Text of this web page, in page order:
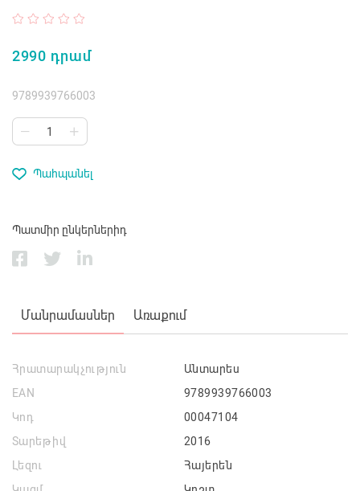
2990 դրամ
9789939766003
Պահպանել
Պատմիր ընկերներիդ
Մանրամասներ Առաքում
Հրատարակչություն
Անտարես
EAN
9789939766003
Կոդ
00047104
Տարեթիվ
2016
Լեզու
Հայերեն